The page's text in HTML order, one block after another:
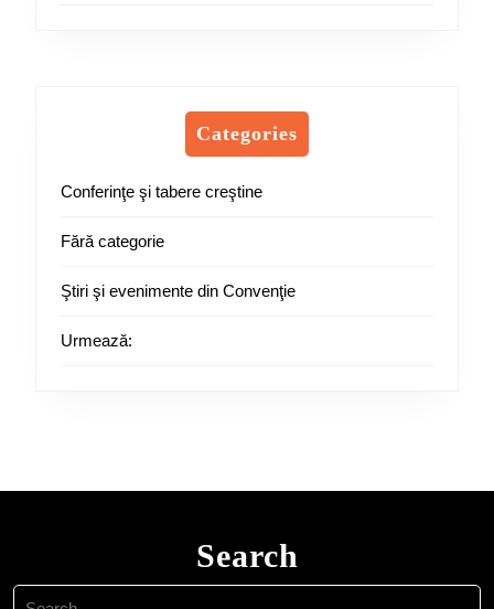
Categories
Conferinţe şi tabere creştine
Fără categorie
Ştiri şi evenimente din Convenţie
Urmează:
Search
Search